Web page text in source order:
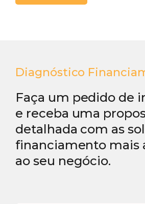
Diagnóstico
Faça um pedido de
e receba uma
detalhada com as
financiamento mais
ao seu negócio.